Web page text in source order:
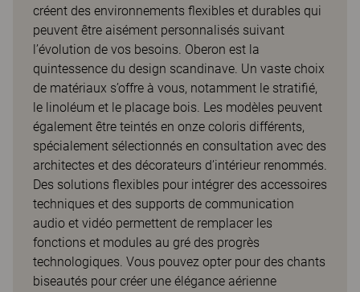
créent des environnements flexibles et durables qui
peuvent être aisément personnalisés suivant
l’évolution de vos besoins. Oberon est la
quintessence du design scandinave. Un vaste choix
de matériaux s’offre à vous, notamment le stratifié,
le linoléum et le placage bois. Les modèles peuvent
également être teintés en onze coloris différents,
spécialement sélectionnés en consultation avec des
architectes et des décorateurs d’intérieur renommés.
Des solutions flexibles pour intégrer des accessoires
techniques et des supports de communication
audio et vidéo permettent de remplacer les
fonctions et modules au gré des progrès
technologiques. Vous pouvez opter pour des chants
biseautés pour créer une élégance aérienne